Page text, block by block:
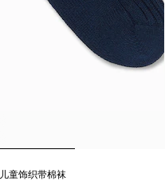
儿童饰织带棉袜